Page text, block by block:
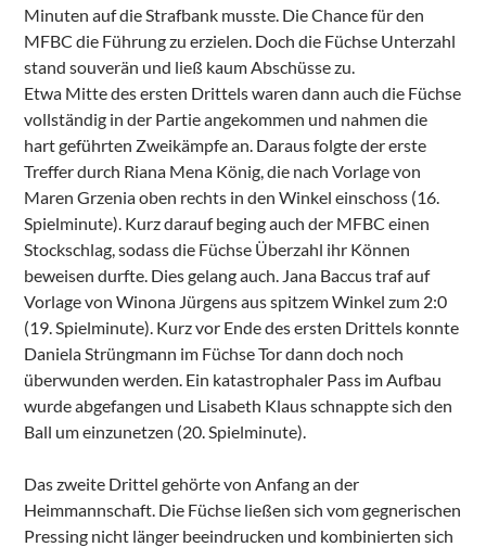
Minuten auf die Strafbank musste. Die Chance für den
MFBC die Führung zu erzielen. Doch die Füchse Unterzahl
stand souverän und ließ kaum Abschüsse zu.
Etwa Mitte des ersten Drittels waren dann auch die Füchse
vollständig in der Partie angekommen und nahmen die
hart geführten Zweikämpfe an. Daraus folgte der erste
Treffer durch Riana Mena König, die nach Vorlage von
Maren Grzenia oben rechts in den Winkel einschoss (16.
Spielminute). Kurz darauf beging auch der MFBC einen
Stockschlag, sodass die Füchse Überzahl ihr Können
beweisen durfte. Dies gelang auch. Jana Baccus traf auf
Vorlage von Winona Jürgens aus spitzem Winkel zum 2:0
(19. Spielminute). Kurz vor Ende des ersten Drittels konnte
Daniela Strüngmann im Füchse Tor dann doch noch
überwunden werden. Ein katastrophaler Pass im Aufbau
wurde abgefangen und Lisabeth Klaus schnappte sich den
Ball um einzunetzen (20. Spielminute).
Das zweite Drittel gehörte von Anfang an der
Heimmannschaft. Die Füchse ließen sich vom gegnerischen
Pressing nicht länger beeindrucken und kombinierten sich